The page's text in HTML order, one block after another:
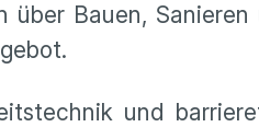
Bauen,
und